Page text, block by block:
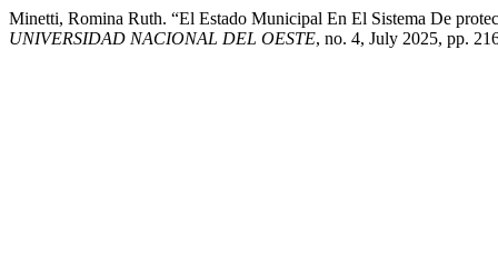
Minetti, Romina Ruth. “El Estado Municipal En El Sistema De
UNIVERSIDAD NACIONAL DEL OESTE, no. 4, July 2025, pp.